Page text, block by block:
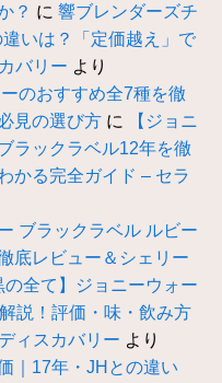
？ に 響ブレンダーズチ
いは？「定価越え」で
バリー より
のおすすめ全7種を徹
見の選び方に
【ジョニ
ラックラベル12年を徹
かる完全ガイド – セラ
ブラックラベル ルビー
底レビュー＆シェリー
の全て】ジョニーウォー
説！評価・味・飲み方
ィスカバリー より
｜17年・JHとの違い